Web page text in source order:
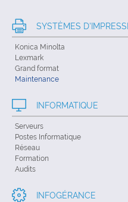
SYSTÈMES
Konica Minolta
Lexmark
Grand format
Maintenance
INFORMATIQUE
Serveurs
Postes Informatique
Réseau
Formation
Audits
INFOGÉRANCE